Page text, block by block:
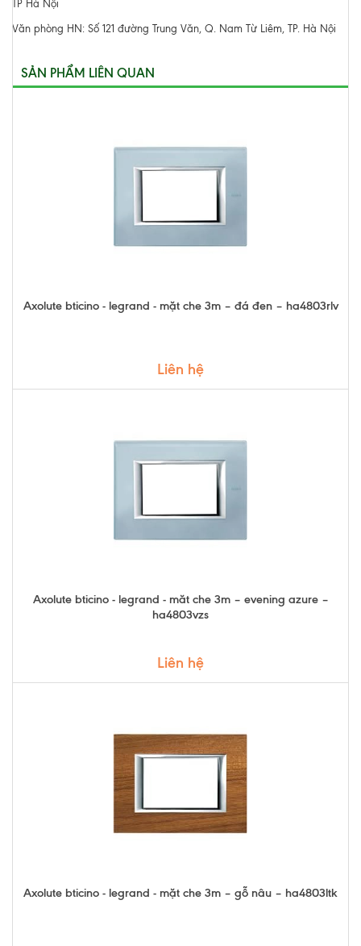
TP Hà Nội
Văn phòng HN: Số 121 đường Trung Văn, Q. Nam Từ Liêm, TP. Hà Nội
SẢN PHẨM LIÊN QUAN
Axolute bticino - legrand - mặt che 3m – đá đen – ha4803rlv
Liên hệ
Axolute bticino - legrand - măt che 3m – evening azure –
ha4803vzs
Liên hệ
Axolute bticino - legrand - mặt che 3m – gỗ nâu – ha4803ltk